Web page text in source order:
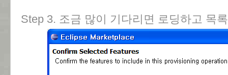
Step 3. 조금 많이 기다리면 로딩하고 목